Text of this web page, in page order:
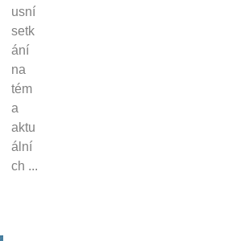
usní
setk
ání
na
tém
a
aktu
ální
ch ...